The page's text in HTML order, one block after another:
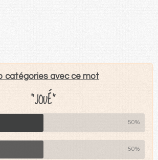
catégories avec ce mot
"JOUÉ"
50%
50%